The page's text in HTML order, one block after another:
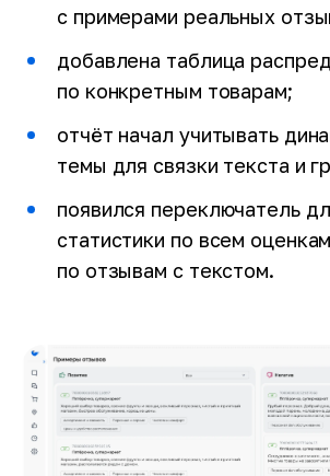
с примерами реальных
добавлена таблица
по конкретным товарам;
отчёт начал учитывать
темы для связки текста и
появился переключатель
статистики по всем
по отзывам с текстом.
Email
Заказать
Пользовательского соглашенияи
конфиденциальности